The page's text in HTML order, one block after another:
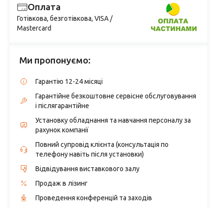
Оплата
Готівкова, безготівкова, VISA /
Mastercard
Ми пропонуємо:
Гарантію 12-24 місяці
Гарантійне безкоштовне сервісне обслуговування
і післягарантійне
Установку обладнання та навчання персоналу за
рахунок компанії
Повний супровід клієнта (консультація по
телефону навіть після установки)
Відвідування виставкового залу
Продаж в лізинг
Проведення конференцій та заходів